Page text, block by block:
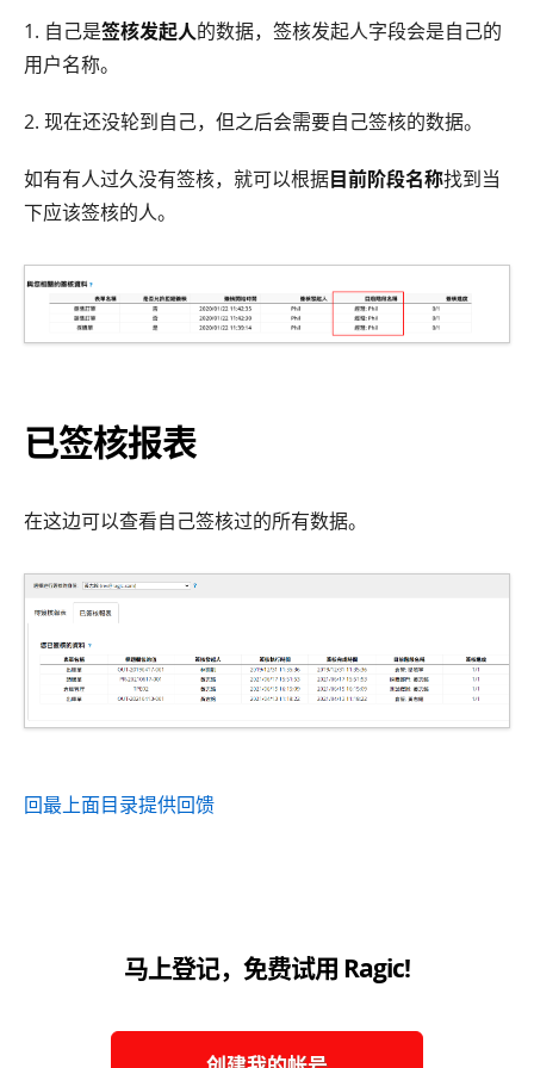
1. 自己是签核发起人的数据，签核发起人字段会是自己的
用户名称。
2. 现在还没轮到自己，但之后会需要自己签核的数据。
如有有人过久没有签核，就可以根据目前阶段名称找到当
下应该签核的人。
已签核报表
在这边可以查看自己签核过的所有数据。
回最上面目录提供回馈
马上登记，免费试用 Ragic!